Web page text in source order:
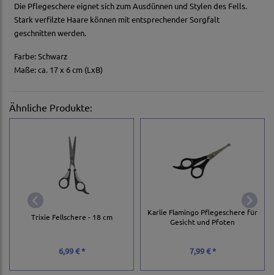
Die Pflegeschere eignet sich zum Ausdünnen und Stylen des Fells.
Stark verfilzte Haare können mit entsprechender Sorgfalt
geschnitten werden.
Farbe: Schwarz
Maße: ca. 17 x 6 cm (LxB)
Ähnliche Produkte:
Trixie Fellschere - 18 cm
6,99 € *
Karlie Flamingo Pflegeschere für
Gesicht und Pfoten
7,99 € *